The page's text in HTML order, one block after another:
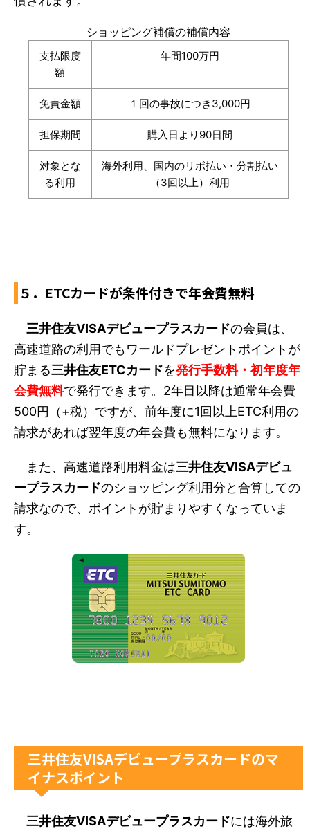
ショッピング補償の補償内容
支払限度
額
年間100万円
免責金額 １回の事故につき3,000円
担保期間 購入日より90日間
対象とな
る利用
海外利用、国内のリボ払い・分割払い
（3回以上）利用
５．ETCカードが条件付きで年会費無料
三井住友VISAデビュープラスカードの会員は、
高速道路の利用でもワールドプレゼントポイントが
貯まる三井住友ETCカードを発行手数料・初年度年
会費無料で発行できます。2年目以降は通常年会費
500円（+税）ですが、前年度に1回以上ETC利用の
請求があれば翌年度の年会費も無料になります。
また、高速道路利用料金は三井住友VISAデビュ
ープラスカードのショッピング利用分と合算しての
請求なので、ポイントが貯まりやすくなっていま
す。
三井住友VISAデビュープラスカードのマ
イナスポイント
三井住友VISAデビュープラスカードには海外旅